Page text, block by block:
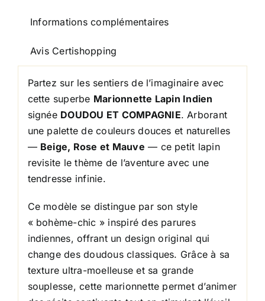
ET
Informations complémentaires
Avis Certishopping
Partez sur les sentiers de l’imaginaire avec
cette superbe Marionnette Lapin Indien
signée DOUDOU ET COMPAGNIE. Arborant
une palette de couleurs douces et naturelles
— Beige, Rose et Mauve — ce petit lapin
revisite le thème de l’aventure avec une
tendresse infinie.
Ce modèle se distingue par son style
« bohème-chic » inspiré des parures
indiennes, offrant un design original qui
change des doudous classiques. Grâce à sa
texture ultra-moelleuse et sa grande
souplesse, cette marionnette permet d’animer